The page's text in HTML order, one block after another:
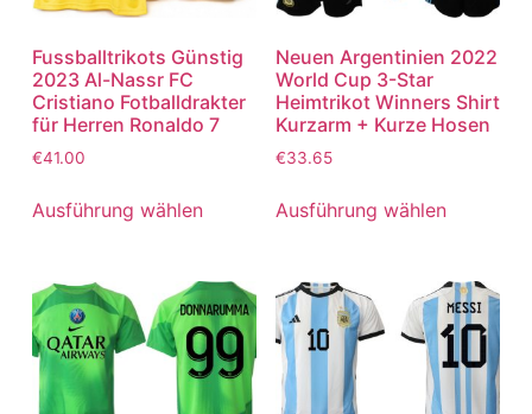
Fussballtrikots Günstig
2023 Al-Nassr FC
Cristiano Fotballdrakter
für Herren Ronaldo 7
€41.00
Ausführung wählen
Neuen Argentinien 2022
World Cup 3-Star
Heimtrikot Winners Shirt
Kurzarm + Kurze Hosen
€33.65
Ausführung wählen